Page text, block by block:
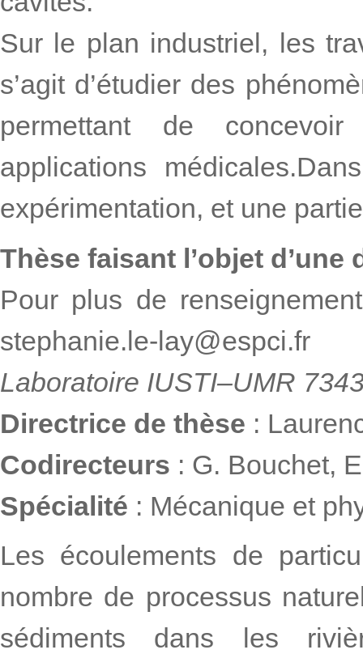
Sur le plan industriel, les
s’agit d’étudier des
permettant de
applications
expérimentation, et une
Thèse faisant l’objet d’une
Pour plus de
stephanie.le-lay@espci.fr
Laboratoire IUSTI–UMR
Directrice de thèse :
Codirecteurs : G. Bouchet,
Spécialité : Mécanique et
Les écoulements de
nombre de processus
sédiments dans les